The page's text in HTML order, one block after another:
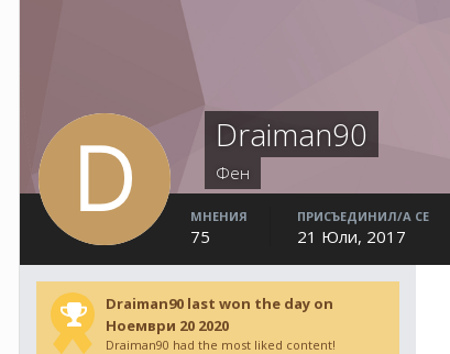
Draiman90
Фен
МНЕНИЯ
75
ПРИСЪЕДИНИЛ/А СЕ
21 Юли, 2017
Draiman90 last won the day on
Ноември 20 2020
Draiman90 had the most liked content!